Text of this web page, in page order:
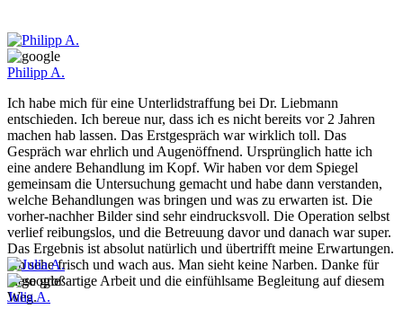
Philipp A.
Ich habe mich für eine Unterlidstraffung bei Dr. Liebmann
entschieden. Ich bereue nur, dass ich es nicht bereits vor 2 Jahren
machen hab lassen. Das Erstgespräch war wirklich toll. Das
Gespräch war ehrlich und Augenöffnend. Ursprünglich hatte ich
eine andere Behandlung im Kopf. Wir haben vor dem Spiegel
gemeinsam die Untersuchung gemacht und habe dann verstanden,
welche Behandlungen was bringen und was zu erwarten ist. Die
vorher-nachher Bilder sind sehr eindrucksvoll. Die Operation selbst
verlief reibungslos, und die Betreuung davor und danach war super.
Das Ergebnis ist absolut natürlich und übertrifft meine Erwartungen.
Ich sehe frisch und wach aus. Man sieht keine Narben. Danke für
diese großartige Arbeit und die einfühlsame Begleitung auf diesem
Weg.
Julia A.